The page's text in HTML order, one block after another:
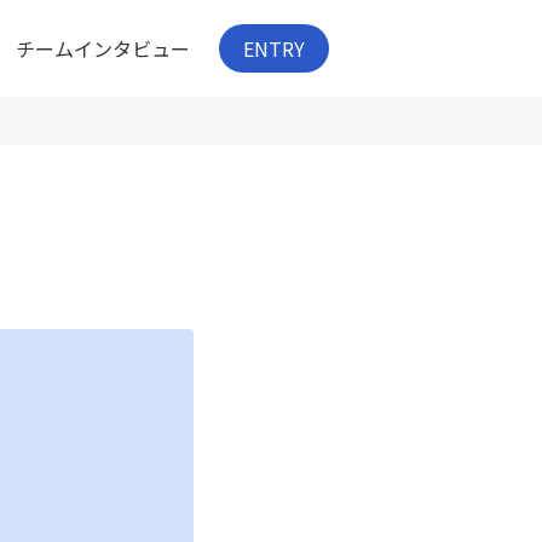
チームインタビュー ENTRY